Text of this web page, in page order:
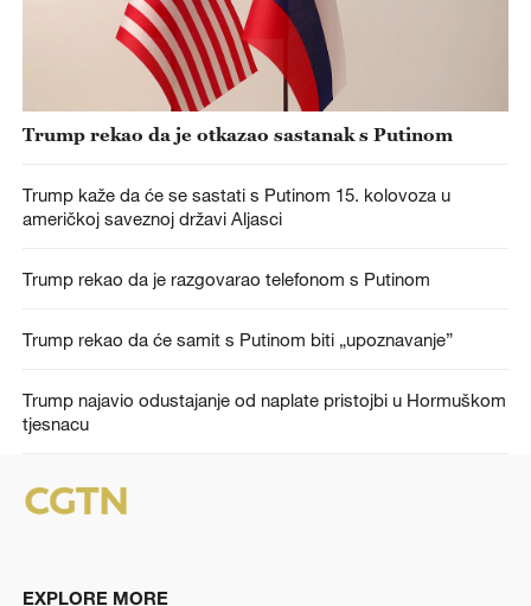
Trump rekao da je otkazao sastanak s Putinom
Trump kaže da će se sastati s Putinom 15. kolovoza u
američkoj saveznoj državi Aljasci
Trump rekao da je razgovarao telefonom s Putinom
Trump rekao da će samit s Putinom biti „upoznavanje”
Trump najavio odustajanje od naplate pristojbi u Hormuškom
tjesnacu
EXPLORE MORE